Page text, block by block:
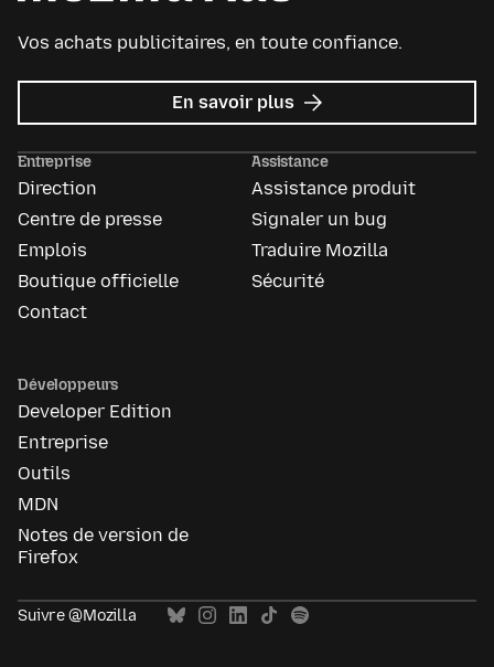
Vos achats publicitaires, en toute confiance.
En savoir plus sur
Mozilla
Entreprise
Direction
Centre de presse
Emplois
Boutique officielle
Contact
Assistance
Assistance produit
Signaler un bug
Traduire Mozilla
Sécurité
Développeurs
Developer Edition
Entreprise
Outils
MDN
Notes de version de
Firefox
Suivre @Mozilla